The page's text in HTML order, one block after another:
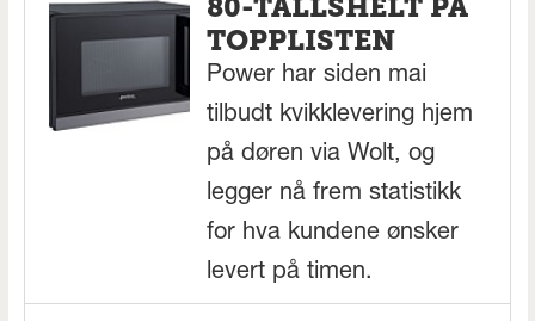
80-TALLSHELT PÅ
TOPPLISTEN
Power har siden mai
tilbudt kvikklevering hjem
på døren via Wolt, og
legger nå frem statistikk
for hva kundene ønsker
levert på timen.